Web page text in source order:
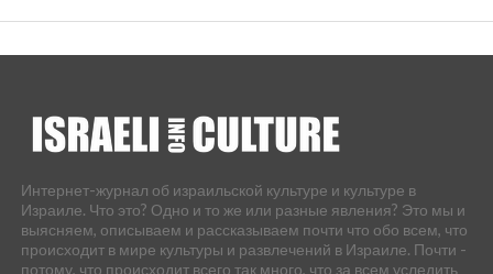
Интернет-журнал об израильской культуре и культуре в
Израиле. Что это? Одно и то же или разные явления? Это мы и
выясняем, описываем и рассказываем почти что обо всем, что
происходит в мире культуры и развлечений в Израиле. Почти -
потому, что происходит всего так много, что за всем уследить